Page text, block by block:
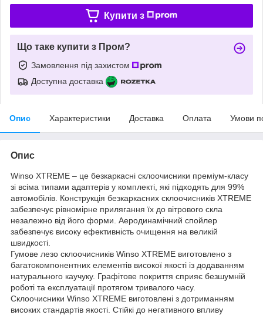
Купити з
Що таке купити з Пром?
Замовлення під захистом
Доступна доставка
Опис Характеристики Доставка Оплата Умови
Опис
Winso XTREME – це безкаркасні склоочисники преміум-класу
зі всіма типами адаптерів у комплекті, які підходять для 99%
автомобілів. Конструкція безкаркасних склоочисників XTREME
забезпечує рівномірне прилягання їх до вітрового скла
незалежно від його форми. Аеродинамічний спойлер
забезпечує високу ефективність очищення на великій
швидкості.
Гумове лезо склоочисників Winso XTREME виготовлено з
багатокомпонентних елементів високої якості із додаванням
натурального каучуку. Графітове покриття сприяє безшумній
роботі та експлуатації протягом тривалого часу.
Склоочисники Winso XTREME виготовлені з дотриманням
високих стандартів якості. Стійкі до негативного впливу